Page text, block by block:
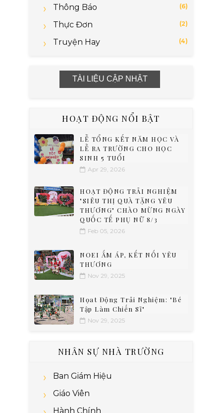
Thông Báo (6)
Thực Đơn (2)
Truyện Hay (4)
TÀI LIỆU CẬP NHẬT
HOẠT ĐỘNG NỔI BẬT
LỄ TỔNG KẾT NĂM HỌC VÀ
LỄ RA TRƯỜNG CHO HỌC
SINH 5 TUỔI
Apr 29, 2026
HOẠT ĐỘNG TRẢI NGHIỆM
"SIÊU THỊ QUÀ TẶNG YÊU
THƯƠNG" CHÀO MỪNG NGÀY
QUỐC TẾ PHỤ NỮ 8/3
Feb 05, 2026
NOEI ẤM ÁP, KẾT NỐI YÊU
THƯƠNG
Nov 29, 2025
Họat Động Trải Nghiệm: "Bé
Tập Làm Chiến Sĩ"
Nov 29, 2025
NHÂN SỰ NHÀ TRƯỜNG
Ban Giám Hiệu
Giáo Viên
Hành Chính